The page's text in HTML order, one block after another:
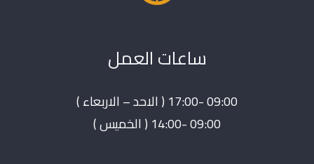
ساعات العمل
09:00 -17:00 ( الاحد – الاربعاء )
09:00 -14:00 ( الخميس )